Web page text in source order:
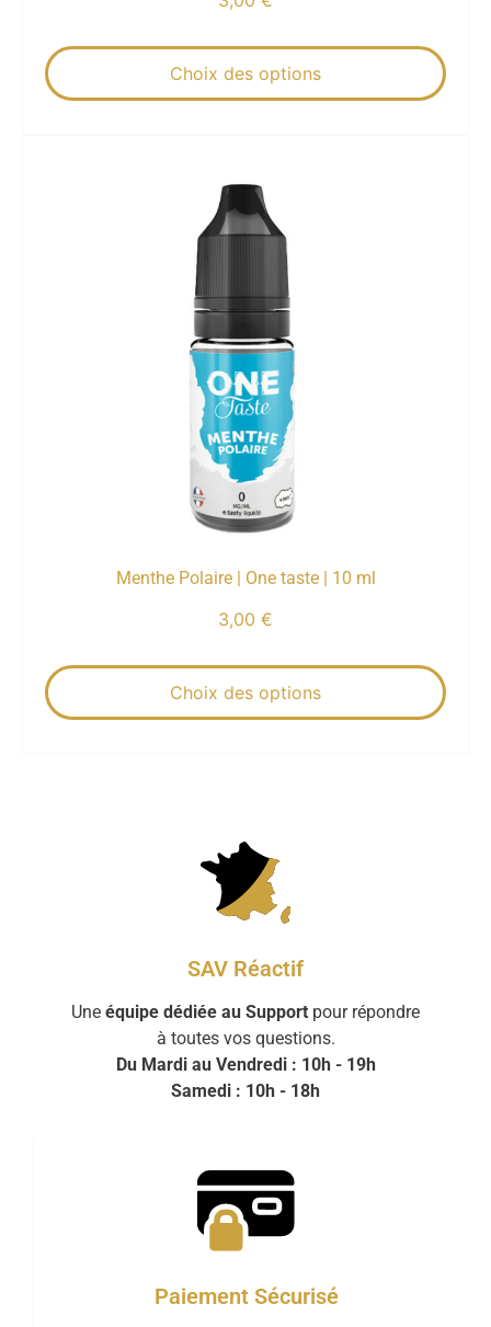
Choix des options
Menthe Polaire | One taste | 10 ml
3,00 €
Choix des options
SAV Réactif
Une équipe dédiée au Support pour répondre
à toutes vos questions.
Du Mardi au Vendredi : 10h - 19h
Samedi : 10h - 18h
Paiement Sécurisé